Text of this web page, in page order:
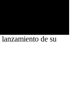
de su